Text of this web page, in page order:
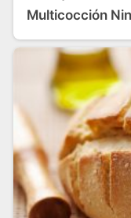
Multicocción